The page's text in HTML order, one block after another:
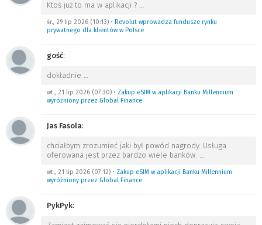
Ktoś już to ma w aplikacji ? …
śr., 29 lip 2026 (10:13) • Revolut wprowadza fundusze rynku
prywatnego dla klientów w Polsce
gość:
dokładnie …
wt., 21 lip 2026 (07:30) • Zakup eSIM w aplikacji Banku Millennium
wyróżniony przez Global Finance
Jas Fasola:
chciałbym zrozumieć jaki był powód nagrody. Usługa
oferowana jest przez bardzo wiele banków. …
wt., 21 lip 2026 (07:12) • Zakup eSIM w aplikacji Banku Millennium
wyróżniony przez Global Finance
PykPyk: